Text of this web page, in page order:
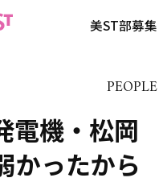
美ST部募集
PEOPLE
電機・松岡
かったから